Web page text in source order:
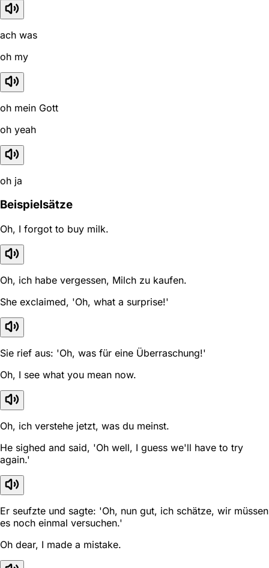
ach was
oh my
oh mein Gott
oh yeah
oh ja
Beispielsätze
Oh, I forgot to buy milk.
Oh, ich habe vergessen, Milch zu kaufen.
She exclaimed, 'Oh, what a surprise!'
Sie rief aus: 'Oh, was für eine Überraschung!'
Oh, I see what you mean now.
Oh, ich verstehe jetzt, was du meinst.
He sighed and said, 'Oh well, I guess we'll have to try
again.'
Er seufzte und sagte: 'Oh, nun gut, ich schätze, wir müssen
es noch einmal versuchen.'
Oh dear, I made a mistake.